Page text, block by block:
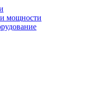
мощности